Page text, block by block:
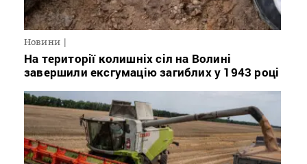
Новини
На території колишніх сіл на Волині
завершили ексгумацію загиблих у 1943 році